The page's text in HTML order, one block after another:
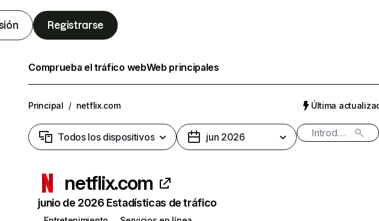
Registrarse
Comprueba el tráfico webWeb principales
Principal / netflix.com Última
Todos los dispositivos jun 2026
netflix.com
junio de 2026 Estadísticas de tráfico